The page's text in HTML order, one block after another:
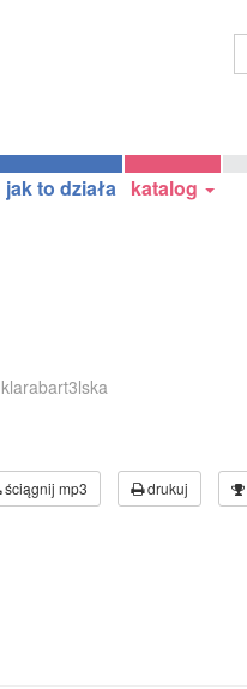
jak to działa katalog
klarabart3lska
ściągnij mp3 drukuj